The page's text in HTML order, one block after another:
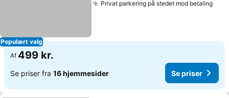
Populært valg
Privat parkering på stedet mod betaling
Af 499 kr.
Se priser fra 16 hjemmesider Se priser